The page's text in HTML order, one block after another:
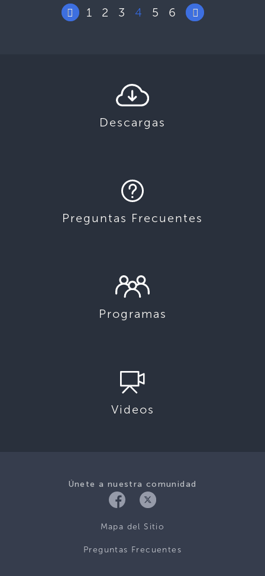
1 2 3 4 5 6
Descargas
Preguntas Frecuentes
Programas
Videos
Únete a nuestra comunidad
Mapa del Sitio
Preguntas Frecuentes